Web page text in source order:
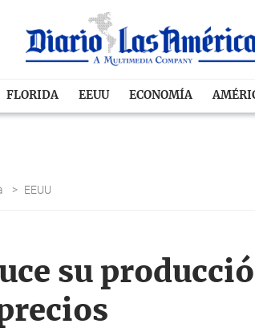
FLORIDA EEUU ECONOMÍA
> EEUU
su